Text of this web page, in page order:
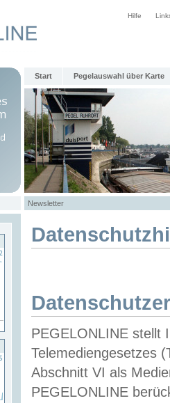
Hilfe
Start Pegelauswahl über Karte
Newsletter
PEGELONLINE stellt
Telemediengesetzes
Abschnitt VI als
PEGELONLINE